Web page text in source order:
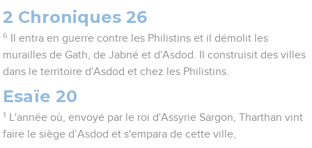
2 Chroniques 26
6
Il entra en guerre contre les Philistins et il démolit les
murailles de Gath, de Jabné et d'Asdod. Il construisit des villes
dans le territoire d'Asdod et chez les Philistins.
Esaïe 20
1
L'année où, envoyé par le roi d'Assyrie Sargon, Tharthan vint
faire le siège d’Asdod et s'empara de cette ville,